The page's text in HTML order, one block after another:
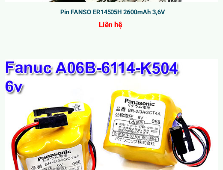
Pin FANSO ER14505H 2600mAh 3,6V
Liên hệ